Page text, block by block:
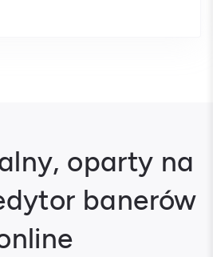
oparty na
banerów